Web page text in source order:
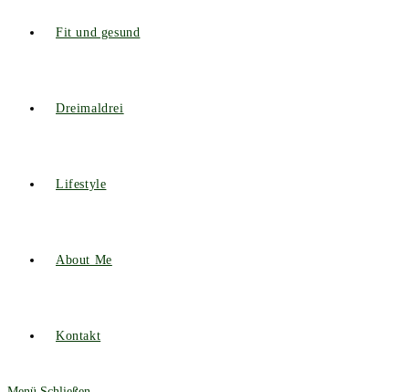
Fit und gesund
Dreimaldrei
Lifestyle
About Me
Kontakt